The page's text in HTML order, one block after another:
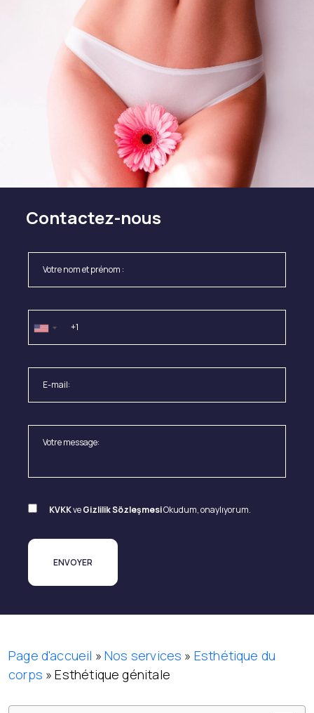
Contactez-nous
KVKKveGizlilik SözleşmesiOkudum, onaylıyorum.
Page d'accueil »Nos services » Esthétique du
corps »Esthétique génitale